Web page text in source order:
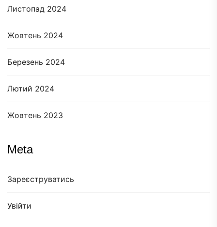
Листопад 2024
Жовтень 2024
Березень 2024
Лютий 2024
Жовтень 2023
Meta
Зареєструватись
Увійти